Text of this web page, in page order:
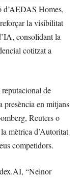
d’AEDAS Homes,
la visibilitat
consolidant la
cotitzat a
de
presència en mitjans
Reuters o
mètrica d’Autoritat
competidors.
“Neinor